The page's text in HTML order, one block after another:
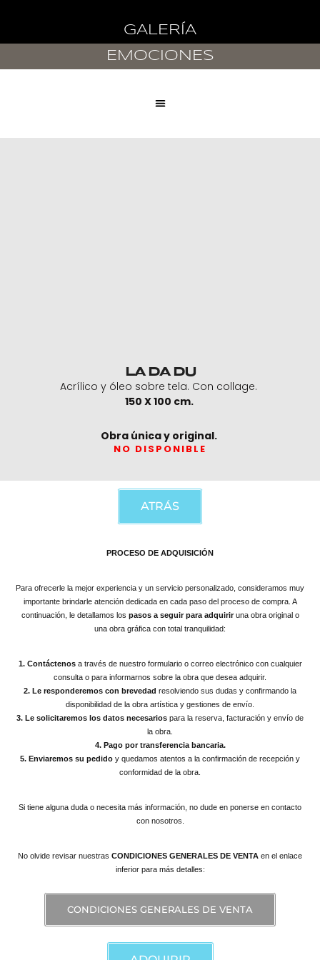
contenido
GALERÍA
EMOCIONES
LA DA DU
Acrílico y óleo sobre tela. Con collage.
150 X 100 cm.
Obra única y original.
NO DISPONIBLE
ATRÁS
PROCESO DE ADQUISICIÓN
Para ofrecerle la mejor experiencia y un servicio personalizado, consideramos muy
importante brindarle atención dedicada en cada paso del proceso de compra. A
continuación, le detallamos los pasos a seguir para adquiriruna obra original o
una obra gráfica con total tranquilidad:
1. Contáctenosa través de nuestro formulario o correo electrónico con cualquier
consulta o para informarnos sobre la obra que desea adquirir.
2. Le responderemos con brevedad resolviendo sus dudas y confirmando la
disponibilidad de la obra artística y gestiones de envío.
3. Le solicitaremos los datos necesarios para la reserva, facturación y envío de
la obra.
4. Pago por transferencia bancaria.
5. Enviaremos su pedido y quedamos atentos a la confirmación de recepción y
conformidad de la obra.
Si tiene alguna duda o necesita más información, no dude en ponerse en contacto
con nosotros.
No olvide revisar nuestras CONDICIONES GENERALES DE VENTA en el enlace
inferior para más detalles:
CONDICIONES GENERALES DE VENTA